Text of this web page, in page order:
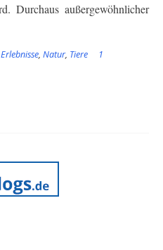
Durchaus außergewöhnlicher
Erlebnisse, Natur, Tiere
1